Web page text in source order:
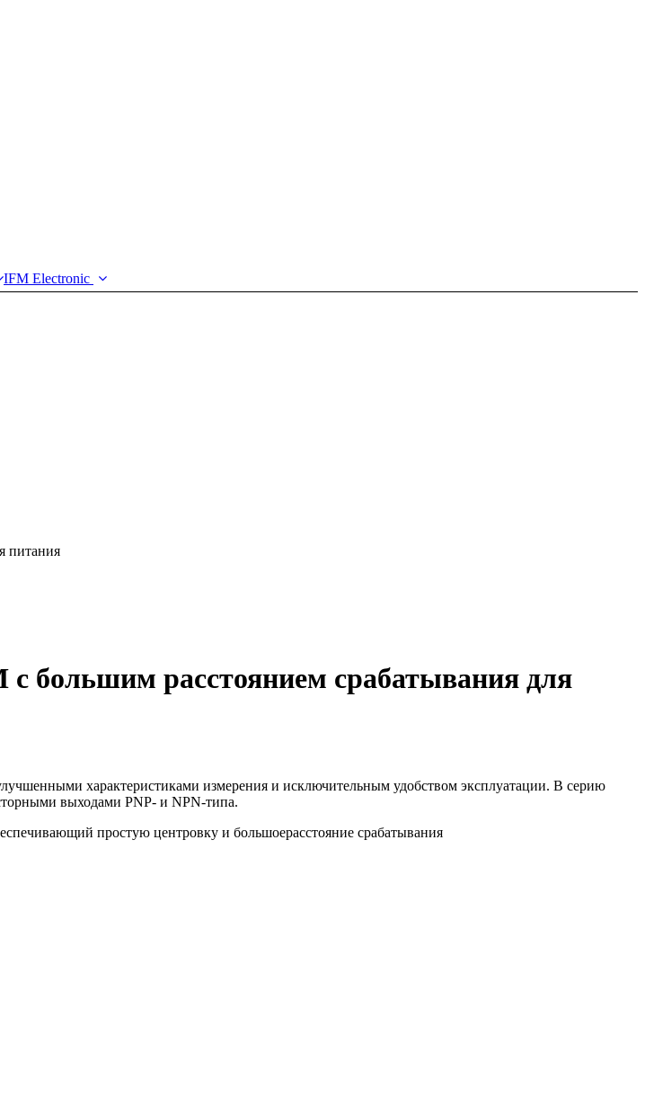
IFM Electronic
питания
большим расстоянием срабатывания для
характеристиками измерения и исключительным удобством эксплуатации. В серию
выходами PNP- и NPN-типа.
простую центровку и большоерасстояние срабатывания